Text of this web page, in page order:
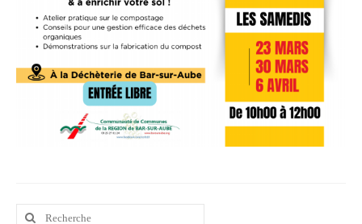
Scolarité
Les associations
Contact
Rechercher